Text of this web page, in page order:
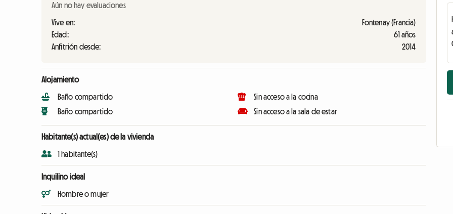
Aún no hay evaluaciones
Vive en:
Fontenay (Francia)
Edad:
61 años
Anfitrión desde:
2014
Alojamiento
Baño compartido
Baño compartido
Sin acceso a la cocina
Sin acceso a la sala de estar
Habitante(s) actual(es) de la vivienda
1 habitante(s)
Inquilino ideal
Hombre o mujer